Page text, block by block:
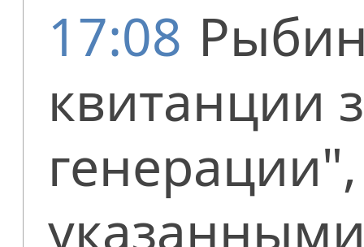
17:08
квитанции